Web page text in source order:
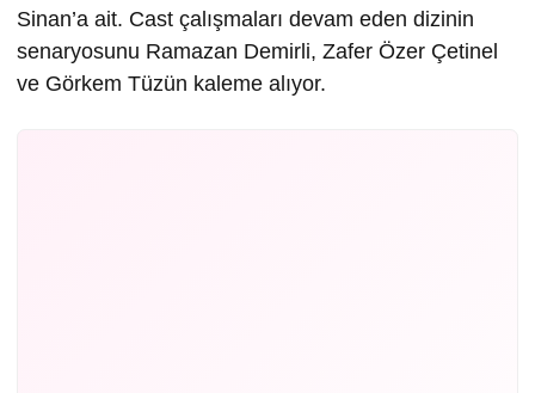
Sinan’a ait. Cast çalışmaları devam eden dizinin
senaryosunu Ramazan Demirli, Zafer Özer Çetinel
ve Görkem Tüzün kaleme alıyor.